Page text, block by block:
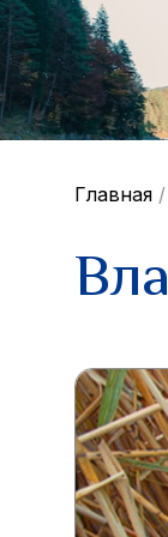
Главная /